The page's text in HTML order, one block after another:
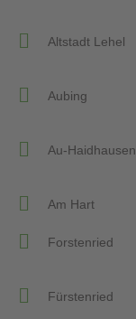
Altstadt Lehel
Aubing
Au-Haidhausen
Am Hart
Forstenried
Fürstenried